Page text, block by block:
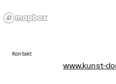
Kontakt
www.kunst-